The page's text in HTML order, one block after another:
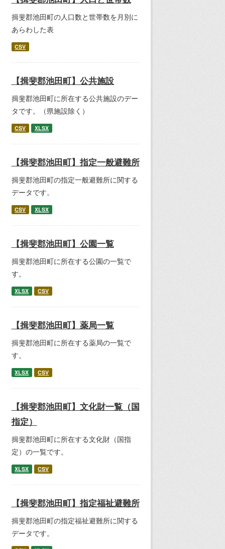
揖斐郡池田町の人口数と世帯数を月別に
あらわした表
CSV
【揖斐郡池田町】公共施設
揖斐郡池田町に所在する公共施設のデー
タです。（県施設除く）
CSV XLSX
【揖斐郡池田町】指定一般避難所
揖斐郡池田町の指定一般避難所に関する
データです。
CSV XLSX
【揖斐郡池田町】公園一覧
揖斐郡池田町に所在する公園の一覧で
す。
XLSX CSV
【揖斐郡池田町】薬局一覧
揖斐郡池田町に所在する薬局の一覧で
す。
XLSX CSV
【揖斐郡池田町】文化財一覧（国
指定）
揖斐郡池田町に所在する文化財（国指
定）の一覧です。
XLSX CSV
【揖斐郡池田町】指定福祉避難所
揖斐郡池田町の指定福祉避難所に関する
データです。